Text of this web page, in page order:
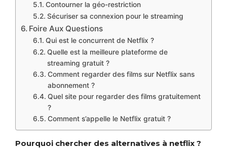
Contourner la géo-restriction
Sécuriser sa connexion pour le streaming
Foire Aux Questions
Qui est le concurrent de Netflix ?
Quelle est la meilleure plateforme de
streaming gratuit ?
Comment regarder des films sur Netflix sans
abonnement ?
Quel site pour regarder des films gratuitement
?
Comment s’appelle le Netflix gratuit ?
Pourquoi chercher des alternatives à netflix ?